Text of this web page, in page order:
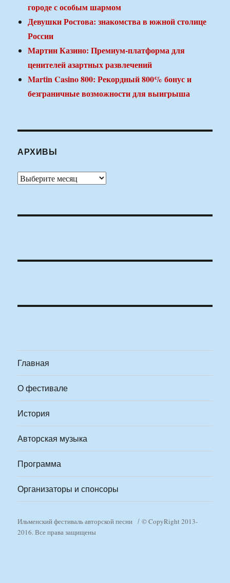
городе с особым шармом
Девушки Ростова: знакомства в южной столице
России
Мартин Казино: Премиум-платформа для
ценителей азартных развлечений
Martin Casino 800: Рекордный 800% бонус и
безграничные возможности для выигрыша
АРХИВЫ
Архивы
Главная
О фестивале
История
Авторская музыка
Программа
Организаторы и спонсоры
Ильменский фестиваль авторской песни
© CopyRight 2013-
2016. Все права защищены